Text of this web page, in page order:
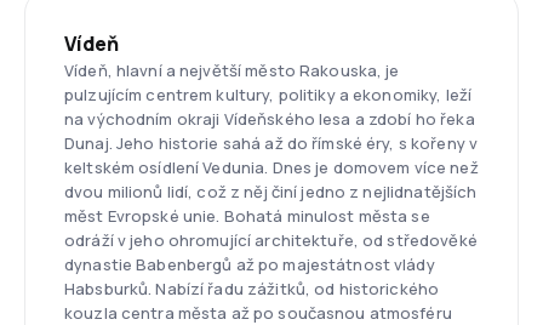
Vídeň
Vídeň, hlavní a největší město Rakouska, je
pulzujícím centrem kultury, politiky a ekonomiky, leží
na východním okraji Vídeňského lesa a zdobí ho řeka
Dunaj. Jeho historie sahá až do římské éry, s kořeny v
keltském osídlení Vedunia. Dnes je domovem více než
dvou milionů lidí, což z něj činí jedno z nejlidnatějších
měst Evropské unie. Bohatá minulost města se
odráží v jeho ohromující architektuře, od středověké
dynastie Babenbergů až po majestátnost vlády
Habsburků. Nabízí řadu zážitků, od historického
kouzla centra města až po současnou atmosféru